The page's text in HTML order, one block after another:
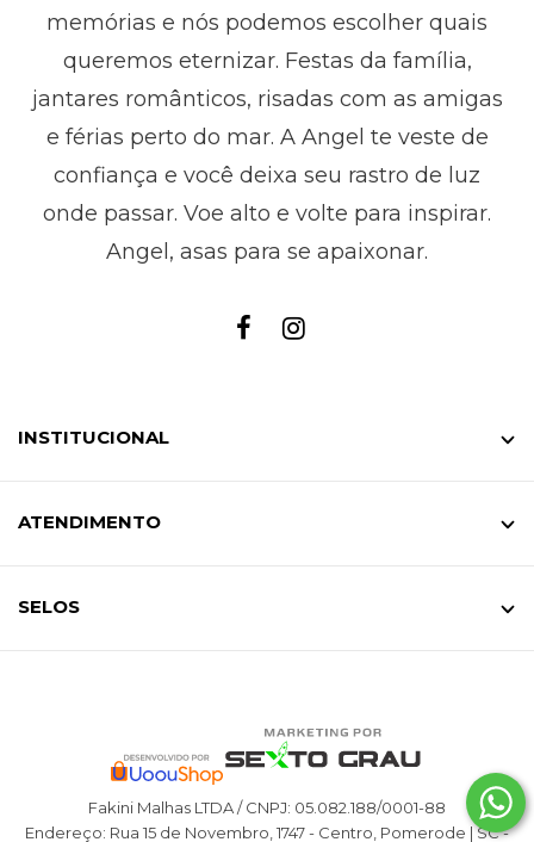
memórias e nós podemos escolher quais
queremos eternizar. Festas da família,
jantares românticos, risadas com as amigas
e férias perto do mar. A Angel te veste de
confiança e você deixa seu rastro de luz
onde passar. Voe alto e volte para inspirar.
Angel, asas para se apaixonar.
INSTITUCIONAL
ATENDIMENTO
SELOS
Fakini Malhas LTDA / CNPJ: 05.082.188/0001-88
Endereço: Rua 15 de Novembro, 1747 - Centro, Pomerode | SC -